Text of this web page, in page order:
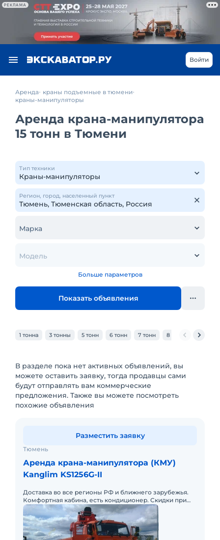
РЕКЛАМА
Войти
Аренда
краны подъемные в тюмени
краны-манипуляторы
Аренда крана-манипулятора
15 тонн в Тюмени
Тип техники
Регион, город, населенный пункт
Марка
Модель
Больше параметров
Показать объявления
1 тонна 3 тонны 5 тонн 6 тонн 7 тонн 8 тонн 10 тонн
В разделе пока нет активных объявлений, вы
можете оставить заявку, тогда продавцы сами
будут отправлять вам коммерческие
предложения. Также вы можете посмотреть
похожие объявления
Тюмень
Аренда крана-манипулятора (КМУ)
Kanglim KS1256G-II
Доставка во все регионы РФ и ближнего зарубежья.
Комфортная кабина, есть кондиционер. Скидки при
аренде нескольких единиц.
Разместить заявку